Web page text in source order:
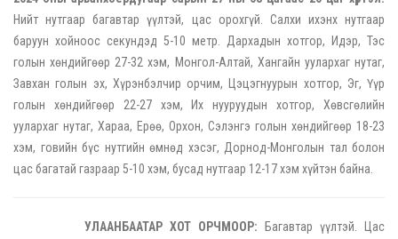
Нийт нутгаар багавтар үүлтэй, цас орохгүй. Салхи ихэнх нутгаар
баруун хойноос секундэд 5-10 метр. Дархадын хотгор, Идэр, Тэс
голын хөндийгөөр 27-32 хэм, Монгол-Алтай, Хангайн уулархаг нутаг,
Завхан голын эх, Хүрэнбэлчир орчим, Цэцэгнуурын хотгор, Эг, Үүр
голын хөндийгөөр 22-27 хэм, Их нууруудын хотгор, Хөвсгөлийн
уулархаг нутаг, Хараа, Ерөө, Орхон, Сэлэнгэ голын хөндийгөөр 18-23
хэм, говийн бүс нутгийн өмнөд хэсэг, Дорнод-Монголын тал болон
цас багатай газраар 5-10 хэм, бусад нутгаар 12-17 хэм хүйтэн байна.
УЛААНБААТАР ХОТ ОРЧМООР: Багавтар үүлтэй. Цас